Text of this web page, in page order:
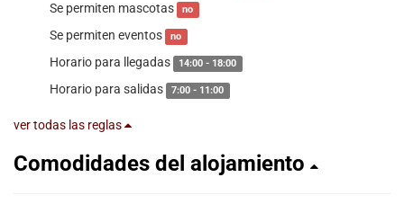
Se permiten mascotas no
Se permiten eventos no
Horario para llegadas 14:00 - 18:00
Horario para salidas 7:00 - 11:00
ver todas las reglas
Comodidades del alojamiento